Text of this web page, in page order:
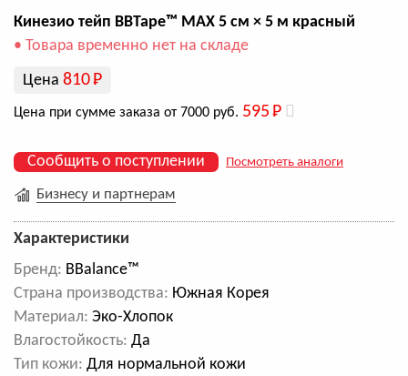
Кинезио тейп BBTape™ МАХ 5 см × 5 м красный
• Товара временно нет на складе
Цена 810Р
Цена при сумме заказа от 7000 руб. 595 Р
Сообщить о поступлении Посмотреть аналоги
Бизнесу и партнерам
Характеристики
Бренд: BBalance™
Cтрана производства: Южная Корея
Материал: Эко-Хлопок
Влагостойкость: Да
Тип кожи: Для нормальной кожи